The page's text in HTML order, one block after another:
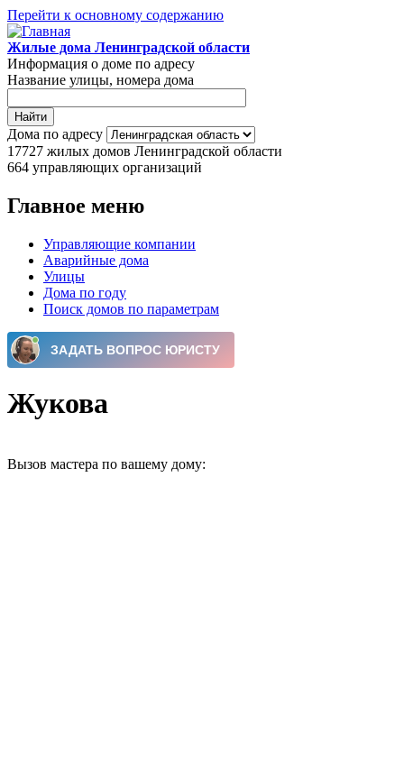
Перейти к основному содержанию
Жилые дома Ленинградской области
Информация о доме по адресу
Название улицы, номера дома
Дома по адресу
17727 жилых домов Ленинградской области
664 управляющих организаций
Главное меню
Управляющие компании
Аварийные дома
Улицы
Дома по году
Поиск домов по параметрам
Жукова
Вызов мастера по вашему дому: